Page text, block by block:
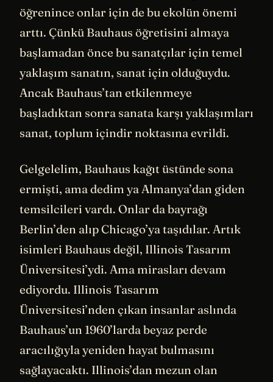
öğrenince onlar için de bu ekolün önemi
arttı. Çünkü Bauhaus öğretisini almaya
başlamadan önce bu sanatçılar için temel
yaklaşım sanatın, sanat için olduğuydu.
Ancak Bauhaus’tan etkilenmeye
başladıktan sonra sanata karşı yaklaşımları
sanat, toplum içindir noktasına evrildi.
Gelgelelim, Bauhaus kağıt üstünde sona
ermişti, ama dedim ya Almanya’dan giden
temsilcileri vardı. Onlar da bayrağı
Berlin’den alıp Chicago’ya taşıdılar. Artık
isimleri Bauhaus değil, Illinois Tasarım
Üniversitesi’ydi. Ama mirasları devam
ediyordu. Illinois Tasarım
Üniversitesi’nden çıkan insanlar aslında
Bauhaus’un 1960’larda beyaz perde
aracılığıyla yeniden hayat bulmasını
sağlayacaktı. Illinois’dan mezun olan